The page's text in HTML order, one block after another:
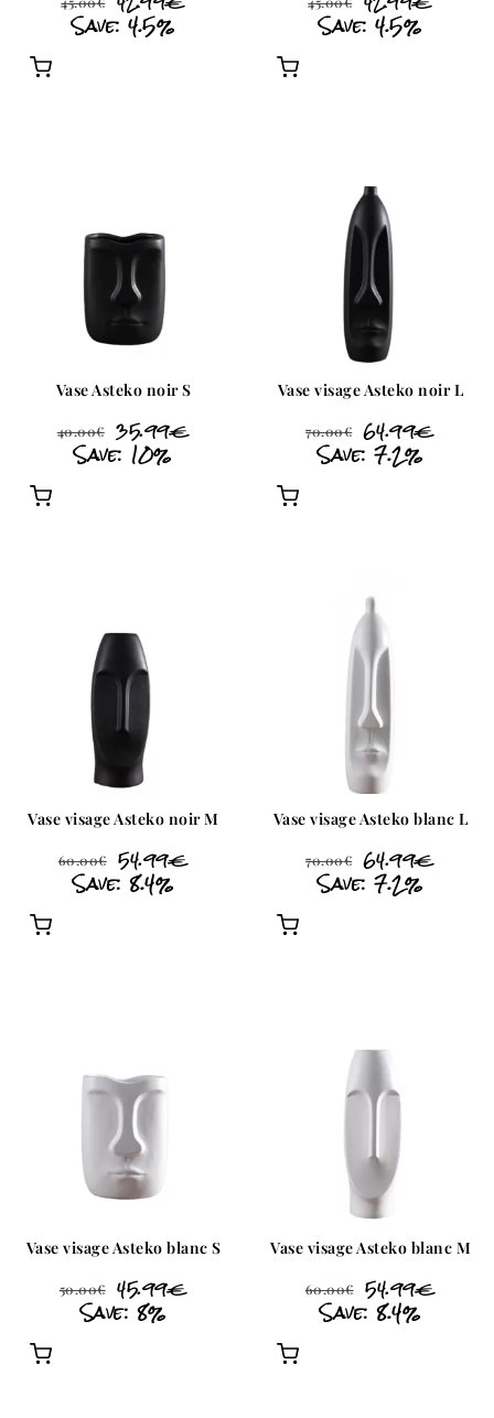
Save: 4.5% Save: 4.5%
Vase Asteko noir S
40.00€ 35.99€
Save: 10%
Vase visage Asteko noir L
70.00€ 64.99€
Save: 7.2%
Vase visage Asteko noir M
60.00€ 54.99€
Save: 8.4%
Vase visage Asteko blanc L
70.00€ 64.99€
Save: 7.2%
Vase visage Asteko blanc S
50.00€ 45.99€
Save: 8%
Vase visage Asteko blanc M
60.00€ 54.99€
Save: 8.4%